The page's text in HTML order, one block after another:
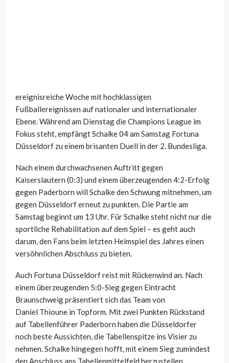
ereignisreiche Woche mit hochklassigen
Fußballereignissen auf nationaler und internationaler
Ebene. Während am Dienstag die Champions League im
Fokus steht, empfängt Schalke 04 am Samstag Fortuna
Düsseldorf zu einem brisanten Duell in der 2. Bundesliga.
Nach einem durchwachsenen Auftritt gegen
Kaiserslautern (0:3) und einem überzeugenden 4:2-Erfolg
gegen Paderborn will Schalke den Schwung mitnehmen, um
gegen Düsseldorf erneut zu punkten. Die Partie am
Samstag beginnt um 13 Uhr. Für Schalke steht nicht nur die
sportliche Rehabilitation auf dem Spiel – es geht auch
darum, den Fans beim letzten Heimspiel des Jahres einen
versöhnlichen Abschluss zu bieten.
Auch Fortuna Düsseldorf reist mit Rückenwind an. Nach
einem überzeugenden 5:0-Sieg gegen Eintracht
Braunschweig präsentiert sich das Team von
Daniel Thioune in Topform. Mit zwei Punkten Rückstand
auf Tabellenführer Paderborn haben die Düsseldorfer
noch beste Aussichten, die Tabellenspitze ins Visier zu
nehmen. Schalke hingegen hofft, mit einem Sieg zumindest
den Anschluss ans Tabellenmittelfeld herzustellen.